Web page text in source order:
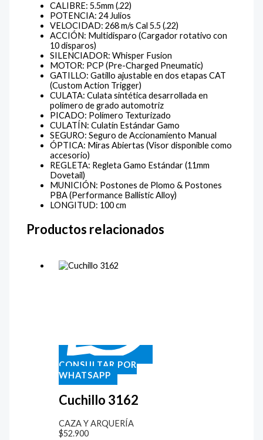
CALIBRE: 5.5mm (.22)
POTENCIA: 24 Julios
VELOCIDAD: 268 m/s Cal 5.5 (.22)
ACCIÓN: Multidisparo (Cargador rotativo con
10 disparos)
SILENCIADOR: Whisper Fusion
MOTOR: PCP (Pre-Charged Pneumatic)
GATILLO: Gatillo ajustable en dos etapas CAT
(Custom Action Trigger)
CULATA: Culata sintética desarrollada en
polímero de grado automotriz
PICADO: Polímero Texturizado
CULATÍN: Culatín Estándar Gamo
SEGURO: Seguro de Accionamiento Manual
ÓPTICA: Miras Abiertas (Visor disponible como
accesorio)
REGLETA: Regleta Gamo Estándar (11mm
Dovetail)
MUNICIÓN: Postones de Plomo & Postones
PBA (Performance Ballistic Alloy)
LONGITUD: 100 cm
Productos relacionados
CONSULTAR POR
WHATSAPP
Cuchillo 3162
CAZA Y ARQUERÍA
$52.900